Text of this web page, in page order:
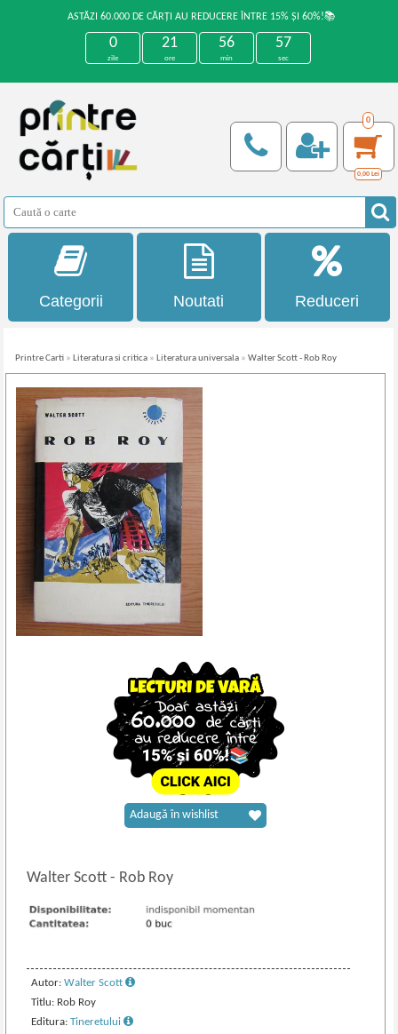
ASTĂZI 60.000 DE CĂRȚI AU REDUCERE ÎNTRE 15% ȘI 60%!📚
0
zile
21
ore
56
min
57
sec
0
0,00 Lei
Categorii Noutati Reduceri
Printre Carti » Literatura si critica » Literatura universala »Walter Scott - Rob Roy
Walter Scott- Rob Roy
Autor:Walter Scott
Titlu: Rob Roy
Editura:Tineretului
Adaugă în wishlist